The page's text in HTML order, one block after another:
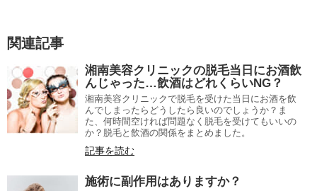
関連記事
湘南美容クリニックの脱毛当日にお酒飲
んじゃった…飲酒はどれくらいNG？
湘南美容クリニックで脱毛を受けた当日にお酒を飲
んでしまったらどうしたら良いのでしょうか？ま
た、何時間空ければ問題なく脱毛を受けてもいいの
か？脱毛と飲酒の関係をまとめました。
記事を読む
施術に副作用はありますか？